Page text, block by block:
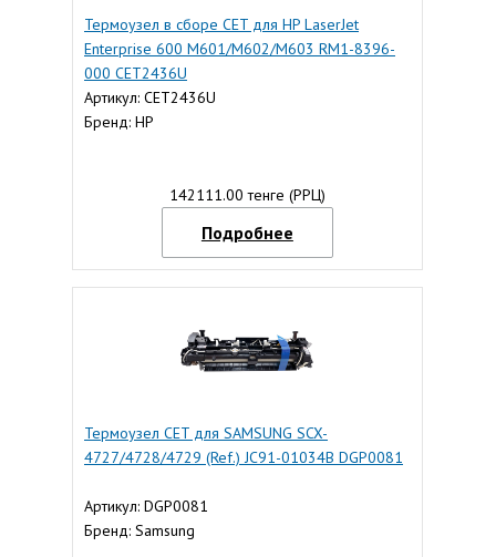
Термоузел в сборе CET для HP LaserJet
Enterprise 600 M601/M602/M603 RM1-8396-
000 CET2436U
Артикул: CET2436U
Бренд: HP
142111.00 тенге (РРЦ)
Подробнее
Термоузел CET для SAMSUNG SCX-
4727/4728/4729 (Ref.) JC91-01034B DGP0081
Артикул: DGP0081
Бренд: Samsung